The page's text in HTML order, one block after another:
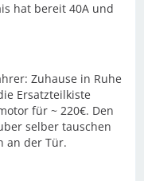
hat bereit 40A und
Zuhause in Ruhe
Ersatzteilkiste
für ~ 220€. Den
selber tauschen
an der Tür.